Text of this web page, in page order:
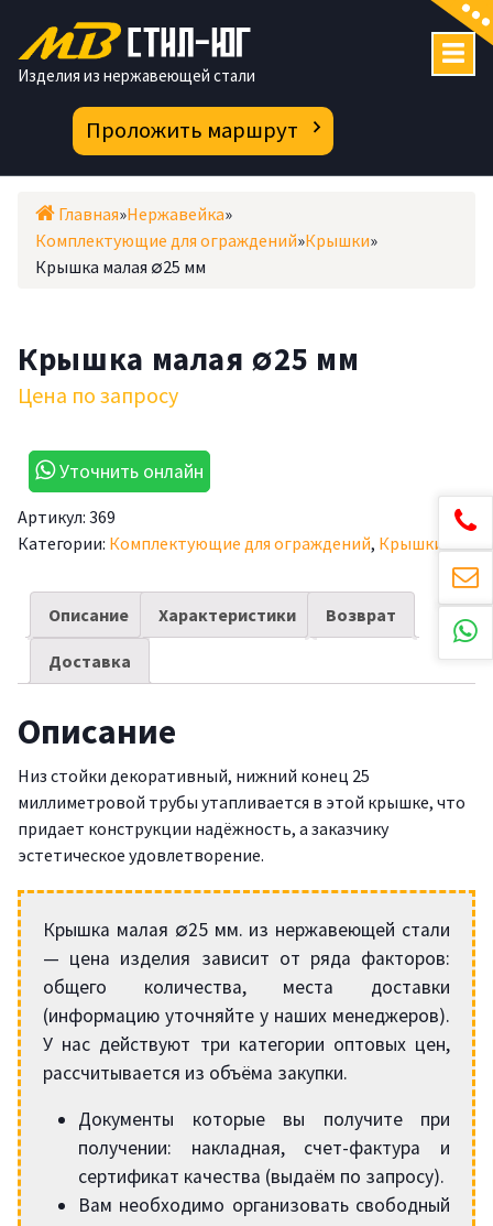
содержимому
Изделия из нержавеющей стали
Проложить маршрут
Главная»Нержавейка»
Комплектующие для ограждений»Крышки»
Крышка малая ∅25 мм
Крышка малая ∅25 мм
Цена по запросу
Уточнить онлайн
Артикул: 369
Категории: Комплектующие для ограждений, Крышки
Описание Характеристики Возврат
Доставка
Описание
Низ стойки декоративный, нижний конец 25
миллиметровой трубы утапливается в этой крышке, что
придает конструкции надёжность, а заказчику
эстетическое удовлетворение.
Крышка малая ∅25 мм. из нержавеющей стали
— цена изделия зависит от ряда факторов:
общего количества, места доставки
(информацию уточняйте у наших менеджеров).
У нас действуют три категории оптовых цен,
рассчитывается из объёма закупки.
Документы которые вы получите при
получении: накладная, счет-фактура и
сертификат качества (выдаём по запросу).
Вам необходимо организовать свободный